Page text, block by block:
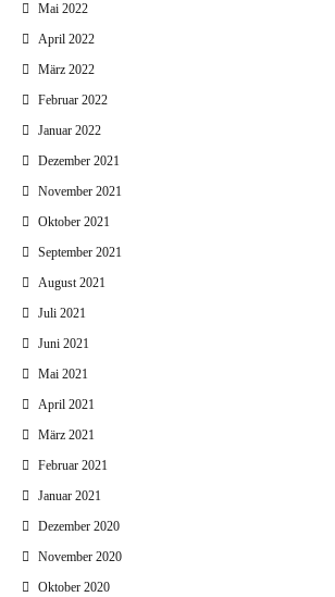
Mai 2022
April 2022
März 2022
Februar 2022
Januar 2022
Dezember 2021
November 2021
Oktober 2021
September 2021
August 2021
Juli 2021
Juni 2021
Mai 2021
April 2021
März 2021
Februar 2021
Januar 2021
Dezember 2020
November 2020
Oktober 2020